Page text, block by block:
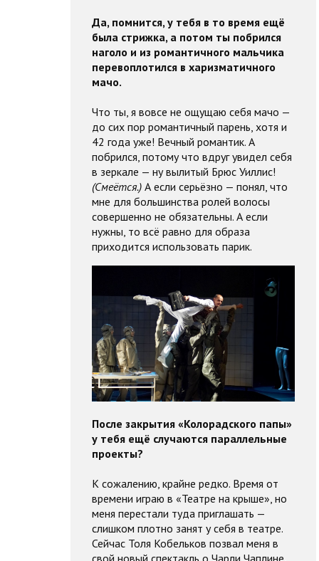
Да, помнится, у тебя в то время ещё
была стрижка, а потом ты побрился
наголо и из романтичного мальчика
перевоплотился в харизматичного
мачо.
Что ты, я вовсе не ощущаю себя мачо —
до сих пор романтичный парень, хотя и
42 года уже! Вечный романтик. А
побрился, потому что вдруг увидел себя
в зеркале — ну вылитый Брюс Уиллис!
(Смеётся.)А если серьёзно — понял, что
мне для большинства ролей волосы
совершенно не обязательны. А если
нужны, то всё равно для образа
приходится использовать парик.
После закрытия «Колорадского папы»
у тебя ещё случаются параллельные
проекты?
К сожалению, крайне редко. Время от
времени играю в «Театре на крыше», но
меня перестали туда приглашать —
слишком плотно занят у себя в театре.
Сейчас Толя Кобельков позвал меня в
свой новый спектакль о Чарли Чаплине,